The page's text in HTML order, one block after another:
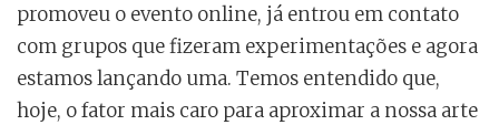
promoveu o evento online, já entrou em contato
com grupos que fizeram experimentações e agora
estamos lançando uma. Temos entendido que,
hoje, o fator mais caro para aproximar a nossa arte